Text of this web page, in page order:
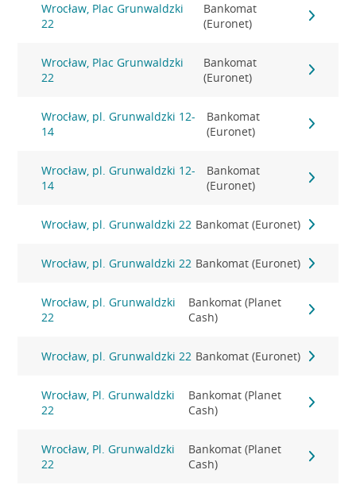
Wrocław, Plac Grunwaldzki
22
Bankomat
(Euronet)
Wrocław, Plac Grunwaldzki
22
Bankomat
(Euronet)
Wrocław, pl. Grunwaldzki 12-
14
Bankomat
(Euronet)
Wrocław, pl. Grunwaldzki 12-
14
Bankomat
(Euronet)
Wrocław, pl. Grunwaldzki 22 Bankomat (Euronet)
Wrocław, pl. Grunwaldzki 22 Bankomat (Euronet)
Wrocław, pl. Grunwaldzki
22
Bankomat (Planet
Cash)
Wrocław, pl. Grunwaldzki 22 Bankomat (Euronet)
Wrocław, Pl. Grunwaldzki
22
Bankomat (Planet
Cash)
Wrocław, Pl. Grunwaldzki
22
Bankomat (Planet
Cash)